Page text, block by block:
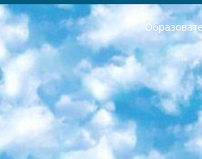
РЕСПУБЛИКА УЗБЕКИСТАН МИНИСТРЕРСТВО ДОШКОЛЬНОГО И ШКОЛЬНОГО ОБРАЗОВАНИЯ КОМАНДА в общеобразовательных учреждениях в 2023-2024 учебном году организация и проведение итоговой государственной аттестации обучающихся о Министра дошкольного и школьного образования Республики Узбекистан от 4 марта 2008 года (постановлением Минюста от 20 марта 2008 года № 1778 государственной регистрации) «Итоговое состояние учащихся общего среднего образования на основании положения об утверждении положения об аттестации общего среднего образования выпускной экзамен студентов в образовательных учреждениях в 2023-2024 учебном году В целях организации и прохождения аттестации приказываю: 1. Следующее: перечень предметов, по которым будет проводиться итоговая государственная аттестация и экзамен формы